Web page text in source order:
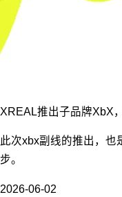
XREAL推出子品牌XbX
此次xbx副线的推出，也
步。
2026-06-02